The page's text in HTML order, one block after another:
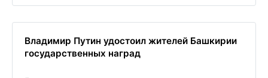
Владимир Путин удостоил жителей Башкирии
государственных наград